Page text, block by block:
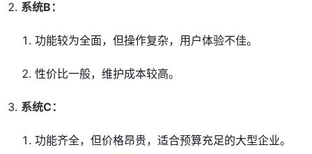
系统B：
功能较为全面，但操作复杂，用户体验不佳。
性价比一般，维护成本较高。
系统C：
功能齐全，但价格昂贵，适合预算充足的大型企业。